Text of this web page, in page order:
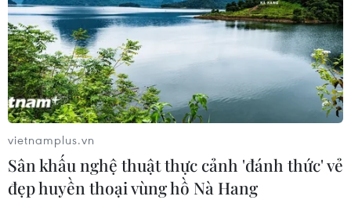
vietnamplus.vn
Sân khấu nghệ thuật thực cảnh 'đánh thức' vẻ
đẹp huyền thoại vùng hồ Nà Hang